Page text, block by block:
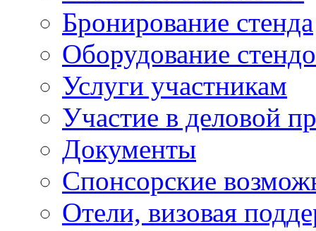
Бронирование стенда
Оборудование
Услуги участникам
Участие в деловой
Документы
Спонсорские
Отели, визовая